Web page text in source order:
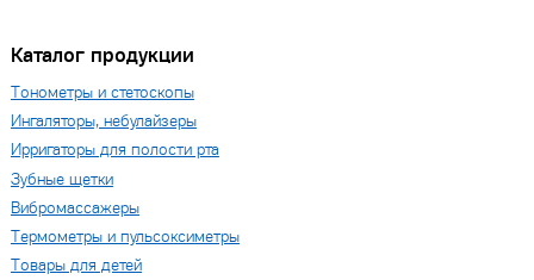
Каталог продукции
Тонометры и стетоскопы
Ингаляторы, небулайзеры
Ирригаторы для полости рта
Зубные щетки
Вибромассажеры
Термометры и пульсоксиметры
Товары для детей